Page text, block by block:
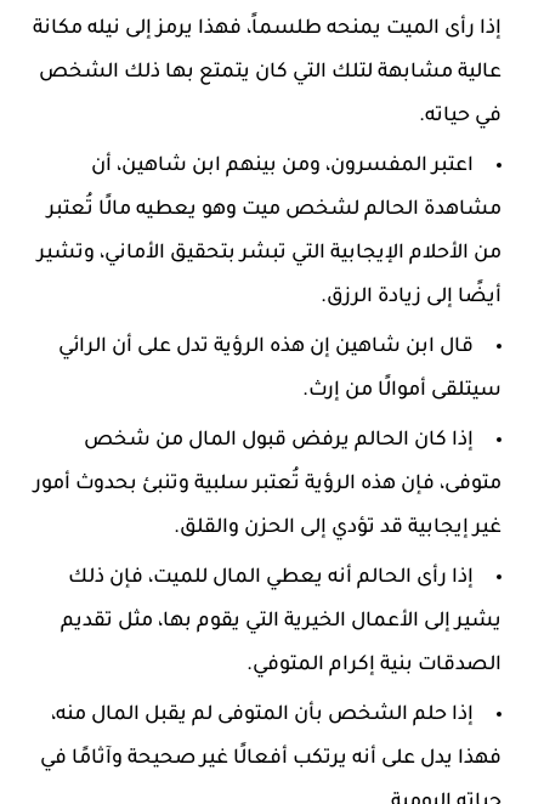
إذا رأى الميت يمنحه طلسماً، فهذا يرمز إلى نيله مكانة
عالية مشابهة لتلك التي كان يتمتع بها ذلك الشخص
في حياته.
اعتبر المفسرون، ومن بينهم ابن شاهين، أن
مشاهدة الحالم لشخص ميت وهو يعطيه مالًا تُعتبر
من الأحلام الإيجابية التي تبشر بتحقيق الأماني، وتشير
أيضًا إلى زيادة الرزق.
قال ابن شاهين إن هذه الرؤية تدل على أن الرائي
سيتلقى أموالًا من إرث.
إذا كان الحالم يرفض قبول المال من شخص
متوفى، فإن هذه الرؤية تُعتبر سلبية وتنبئ بحدوث أمور
غير إيجابية قد تؤدي إلى الحزن والقلق.
إذا رأى الحالم أنه يعطي المال للميت، فإن ذلك
يشير إلى الأعمال الخيرية التي يقوم بها، مثل تقديم
الصدقات بنية إكرام المتوفي.
إذا حلم الشخص بأن المتوفى لم يقبل المال منه،
فهذا يدل على أنه يرتكب أفعالًا غير صحيحة وآثامًا في